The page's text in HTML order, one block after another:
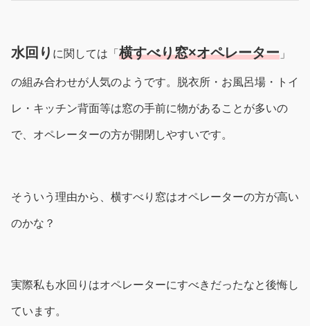
水回り に関しては「 横すべり窓×オペレーター 」
の組み合わせが人気のようです。脱衣所・お風呂場・トイ
レ・キッチン背面等は窓の手前に物があることが多いの
で、オペレーターの方が開閉しやすいです。
そういう理由から、横すべり窓はオペレーターの方が高い
のかな？
実際私も水回りはオペレーターにすべきだったなと後悔し
ています。